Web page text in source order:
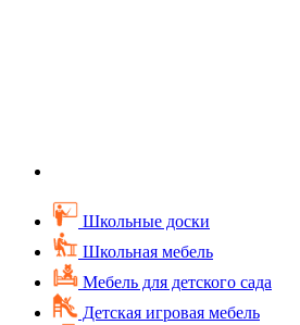
Школьные доски
Школьная мебель
Мебель для детского сада
Детская игровая мебель